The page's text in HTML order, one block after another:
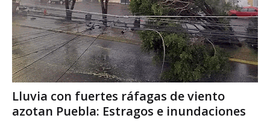
Lluvia con fuertes ráfagas de viento
azotan Puebla: Estragos e inundaciones